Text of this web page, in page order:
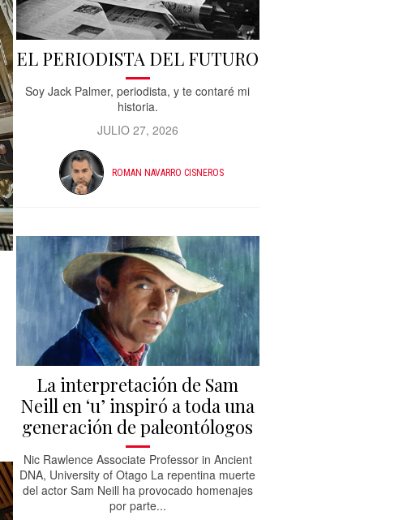
EL PERIODISTA DEL FUTURO
Soy Jack Palmer, periodista, y te contaré mi
historia.
JULIO 27, 2026
ROMAN NAVARRO CISNEROS
La interpretación de Sam
Neill en ‘u’ inspiró a toda una
generación de paleontólogos
Nic Rawlence Associate Professor in Ancient
DNA, University of Otago La repentina muerte
del actor Sam Neill ha provocado homenajes
por parte...